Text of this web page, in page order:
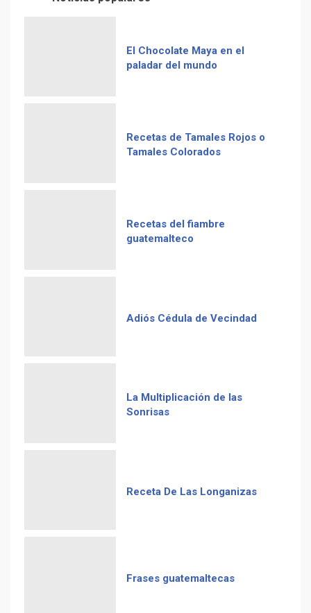
El Chocolate Maya en el
paladar del mundo
Recetas de Tamales Rojos o
Tamales Colorados
Recetas del fiambre
guatemalteco
Adiós Cédula de Vecindad
La Multiplicación de las
Sonrisas
Receta De Las Longanizas
Frases guatemaltecas